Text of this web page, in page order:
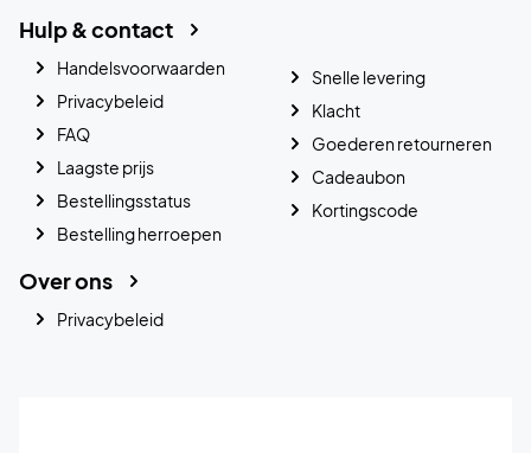
Hulp & contact
Handelsvoorwaarden
Privacybeleid
FAQ
Laagste prijs
Bestellingsstatus
Bestelling herroepen
Snelle levering
Klacht
Goederen retourneren
Cadeaubon
Kortingscode
Over ons
Privacybeleid